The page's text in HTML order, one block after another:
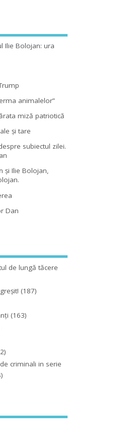
Ilie Bolojan: ura
animalelor”
miză patriotică
şi tare
subiectul zilei.
şi Ilie Bolojan,
Dan
de lungă tăcere
(187)
(163)
criminali in serie